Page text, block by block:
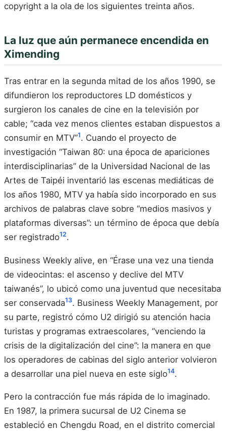
copyright a la ola de los siguientes treinta años.
La luz que aún permanece encendida en
Ximending
Tras entrar en la segunda mitad de los años 1990, se
difundieron los reproductores LD domésticos y
surgieron los canales de cine en la televisión por
cable; “cada vez menos clientes estaban dispuestos a
consumir en MTV”1. Cuando el proyecto de
investigación “Taiwan 80: una época de apariciones
interdisciplinarias” de la Universidad Nacional de las
Artes de Taipéi inventarió las escenas mediáticas de
los años 1980, MTV ya había sido incorporado en sus
archivos de palabras clave sobre “medios masivos y
plataformas diversas”: un término de época que debía
ser registrado12.
Business Weekly alive, en “Érase una vez una tienda
de videocintas: el ascenso y declive del MTV
taiwanés”, lo ubicó como una juventud que necesitaba
ser conservada13. Business Weekly Management, por
su parte, registró cómo U2 dirigió su atención hacia
turistas y programas extraescolares, “venciendo la
crisis de la digitalización del cine”: la manera en que
los operadores de cabinas del siglo anterior volvieron
a desarrollar una piel nueva en este siglo14.
Pero la contracción fue más rápida de lo imaginado.
En 1987, la primera sucursal de U2 Cinema se
estableció en Chengdu Road, en el distrito comercial